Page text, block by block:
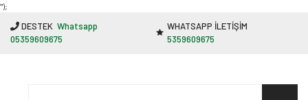
"');
DESTEK Whatsapp
05359609675
WHATSAPP İLETİŞİM
5359609675